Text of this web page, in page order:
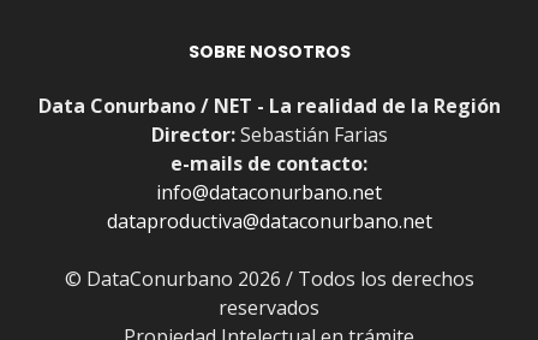
SOBRE NOSOTROS
Data Conurbano / NET - La realidad de la Región
Director:Sebastián Farias
e-mails de contacto:
info@dataconurbano.net
dataproductiva@dataconurbano.net
© DataConurbano 2026 / Todos los derechos
reservados